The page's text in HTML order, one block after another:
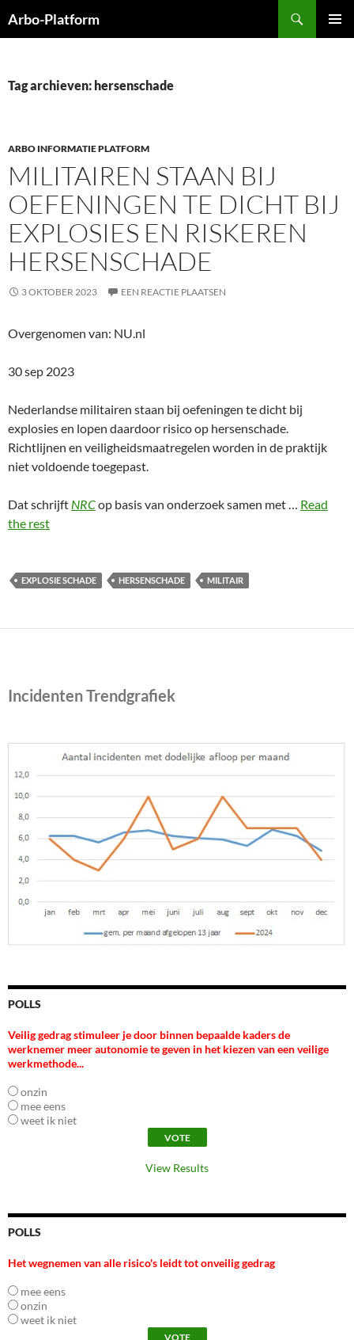
naar
Arbo-Platform
Tag archieven: hersenschade
ARBO INFORMATIE PLATFORM
MILITAIREN STAAN BIJ
OEFENINGEN TE DICHT BIJ
EXPLOSIES EN RISKEREN
HERSENSCHADE
3 OKTOBER 2023 EEN REACTIE PLAATSEN
Overgenomen van: NU.nl
30 sep 2023
Nederlandse militairen staan bij oefeningen te dicht bij
explosies en lopen daardoor risico op hersenschade.
Richtlijnen en veiligheidsmaatregelen worden in de praktijk
niet voldoende toegepast.
Dat schrijft NRCop basis van onderzoek samen met … Read
the rest
EXPLOSIE SCHADE HERSENSCHADE MILITAIR
Incidenten Trendgrafiek
POLLS
Veilig gedrag stimuleer je door binnen bepaalde kaders de
werknemer meer autonomie te geven in het kiezen van een veilige
werkmethode...
onzin
mee eens
weet ik niet
View Results
POLLS
Het wegnemen van alle risico's leidt tot onveilig gedrag
mee eens
onzin
weet ik niet